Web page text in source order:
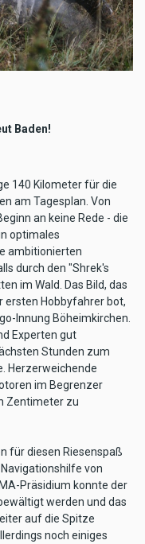
Baden!
140 Kilometer für die
am Tagesplan. Von
an keine Rede - die
optimales
ambitionierten
durch den "Shrek's
im Wald. Das Bild, das
ersten Hobbyfahrer bot,
Innung Böheimkirchen.
Experten gut
Stunden zum
Herzerweichende
im Begrenzer
Zentimeter zu
für diesen Riesenspaß
von
Präsidium konnte der
werden und das
auf die Spitze
noch einiges